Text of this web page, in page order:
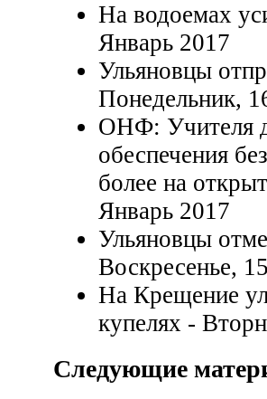
На водоемах
Январь 2017
Ульяновцы
Понедельник,
ОНФ: Учителя
обеспечения
более на
Январь 2017
Ульяновцы
Воскресенье,
На Крещение
купелях -
Следующие